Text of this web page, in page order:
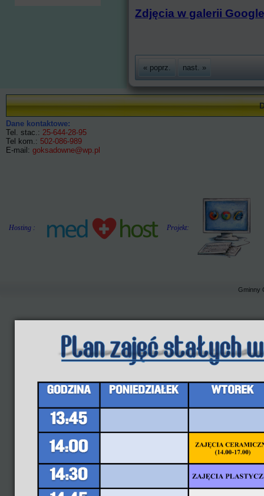
Zdjęcia w galerii
« poprz. nast. »
Dane kontaktowe:
Tel. stac.: 25-644-28-95
Tel kom.: 502-086-989
E-mail: goksadowne@wp.pl
Hosting : Projekt:
Gminny